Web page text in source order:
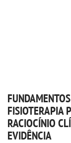
FISIOTERAPIA
RACIOCÍNIO
EVIDÊNCIA